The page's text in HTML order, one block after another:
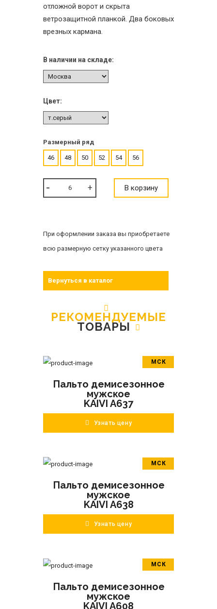
отложной ворот и скрыта
ветрозащитной планкой. Два боковых
врезных кармана.
В наличии на складе:
Цвет:
Размерный ряд
46 48 50 52 54 56
В корзину
При оформлении заказа вы приобретаете
всю размерную сетку указанного цвета
Вернуться в каталог
РЕКОМЕНДУЕМЫЕ
ТОВАРЫ
МСК
ПОДРОБНЕЕ
Пальто демисезонное
мужское
KAIVI A637
Узнать цену
МСК
ПОДРОБНЕЕ
Пальто демисезонное
мужское
KAIVI A638
Узнать цену
МСК
ПОДРОБНЕЕ
Пальто демисезонное
мужское
KAIVI A608